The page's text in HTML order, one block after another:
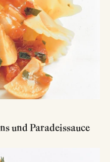
und Paradeissauce